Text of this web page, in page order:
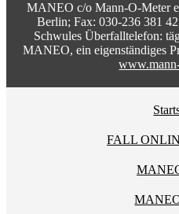
MANEO c/o Mann-O-Meter
Berlin; Fax: 030-236 381
Schwules Überfalltelefon:
MANEO, ein eigenständiges
FALL